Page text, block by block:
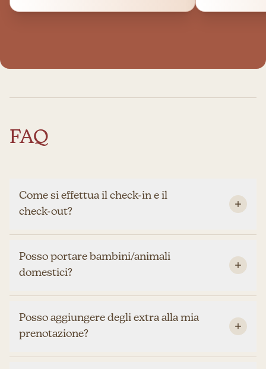
FAQ
Come si effettua il check-in e il
check-out?
Posso portare bambini/animali
domestici?
Posso aggiungere degli extra alla mia
prenotazione?